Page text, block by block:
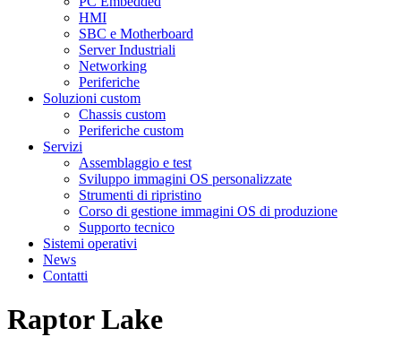
HMI
SBC e Motherboard
Server Industriali
Networking
Periferiche
Soluzioni custom
Chassis custom
Periferiche custom
Servizi
Assemblaggio e test
Sviluppo immagini OS personalizzate
Strumenti di ripristino
Corso di gestione immagini OS di produzione
Supporto tecnico
Sistemi operativi
News
Contatti
Raptor Lake